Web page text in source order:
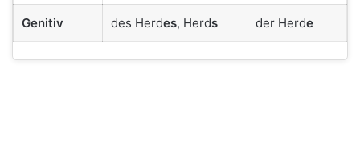
Genitiv des Herdes, Herds der Herde